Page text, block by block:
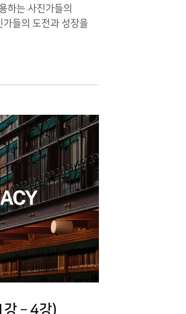
하는 사진가들의
들의 도전과 성장을
– 4강)